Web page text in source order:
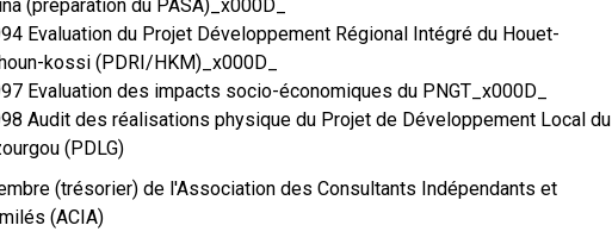
(préparation du PASA)_x000D_
Evaluation du Projet Développement Régional Intégré du Houet-
kossi (PDRI/HKM)_x000D_
Evaluation des impacts socio-économiques du PNGT_x000D_
Audit des réalisations physique du Projet de Développement Local du
(PDLG)
(trésorier) de l'Association des Consultants Indépendants et
(ACIA)